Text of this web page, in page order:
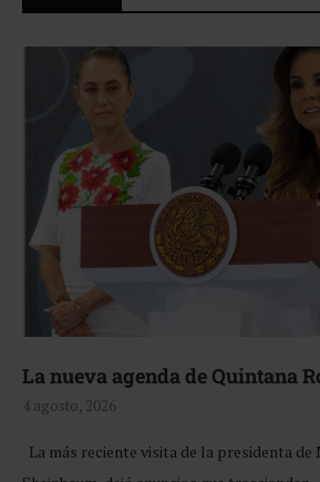
La nueva agenda de Quintana
4 agosto, 2026
La más reciente visita de la presidenta de